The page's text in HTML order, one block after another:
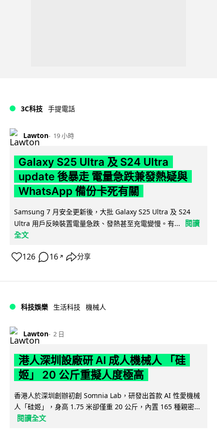
3C科技 手提電話
Lawton 19 小時
Galaxy S25 Ultra 及 S24 Ultra
update 後暴走 電量急跌兼發熱疑與
WhatsApp 備份卡死有關
Samsung 7 月安全更新後，大批 Galaxy S25 Ultra 及 S24
Ultra 用戶反映裝置電量急跌、發熱甚至充電變慢。有...
閱讀
全文
126 16 ↗ 分享
科技娛樂 生活科技 機械人
Lawton 2 日
港人深圳設廠研 AI 成人機械人 「硅
姬」 20 公斤重擬人度極高
香港人於深圳創辦初創 Somnia Lab，研發出首款 AI 性愛機械
人「硅姬」，身高 1.75 米卻僅重 20 公斤，內置 165 種親密...
閱讀全文